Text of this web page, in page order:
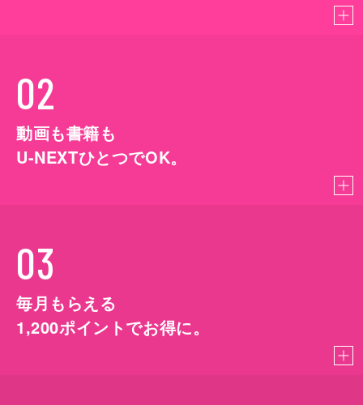
02
動画も書籍も
U-NEXTひとつでOK。
03
毎月もらえる
1,200ポイントでお得に。